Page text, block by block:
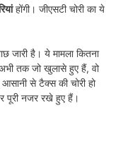
होंगी। जीएसटी चोरी का ये
जारी है। ये मामला कितना
अभी तक जो खुलासे हुए हैं, वो
से टैक्स की चोरी हो
पूरी नजर रखे हुए हैं।